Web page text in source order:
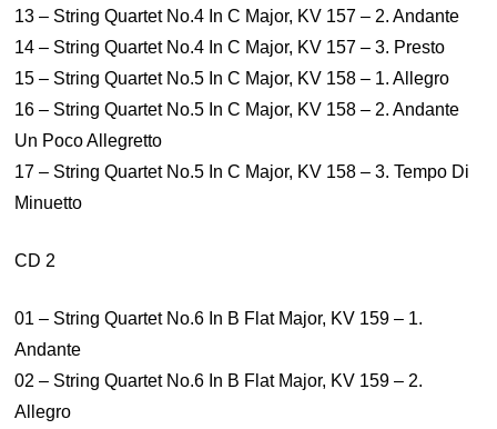
13 – String Quartet No.4 In C Major, KV 157 – 2. Andante
14 – String Quartet No.4 In C Major, KV 157 – 3. Presto
15 – String Quartet No.5 In C Major, KV 158 – 1. Allegro
16 – String Quartet No.5 In C Major, KV 158 – 2. Andante
Un Poco Allegretto
17 – String Quartet No.5 In C Major, KV 158 – 3. Tempo Di
Minuetto
CD 2
01 – String Quartet No.6 In B Flat Major, KV 159 – 1.
Andante
02 – String Quartet No.6 In B Flat Major, KV 159 – 2.
Allegro